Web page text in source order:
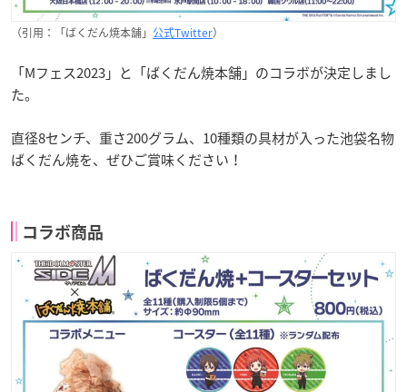
（引用：「ばくだん焼本舗」 公式Twitter）
「Mフェス2023」と「ばくだん焼本舗」のコラボが決定しまし
た。
直径8センチ、重さ200グラム、10種類の具材が入った池袋名物
ばくだん焼を、ぜひご賞味ください！
コラボ商品